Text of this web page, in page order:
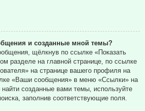
и созданные мной темы?
щёлкнув по ссылке «Показать
разделе на главной странице, по ссылке
на странице вашего профиля на
«Ваши сообщения» в меню «Ссылки» на
созданные вами темы, используйте
заполнив соответствующие поля.